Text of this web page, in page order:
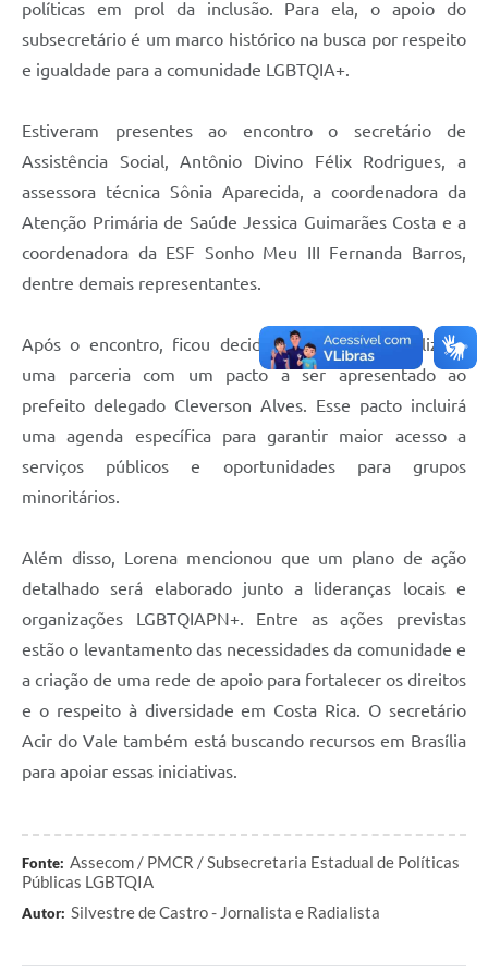
políticas em prol da inclusão. Para ela, o apoio do
subsecretário é um marco histórico na busca por respeito
e igualdade para a comunidade LGBTQIA+.
Estiveram presentes ao encontro o secretário de
Assistência Social, Antônio Divino Félix Rodrigues, a
assessora técnica Sônia Aparecida, a coordenadora da
Atenção Primária de Saúde Jessica Guimarães Costa e a
coordenadora da ESF Sonho Meu III Fernanda Barros,
dentre demais representantes.
Após o encontro, ficou decidido que será formalizada
uma parceria com um pacto a ser apresentado ao
prefeito delegado Cleverson Alves. Esse pacto incluirá
uma agenda específica para garantir maior acesso a
serviços públicos e oportunidades para grupos
minoritários.
Além disso, Lorena mencionou que um plano de ação
detalhado será elaborado junto a lideranças locais e
organizações LGBTQIAPN+. Entre as ações previstas
estão o levantamento das necessidades da comunidade e
a criação de uma rede de apoio para fortalecer os direitos
e o respeito à diversidade em Costa Rica. O secretário
Acir do Vale também está buscando recursos em Brasília
para apoiar essas iniciativas.
Fonte: Assecom / PMCR / Subsecretaria Estadual de Políticas
Públicas LGBTQIA
Autor: Silvestre de Castro - Jornalista e Radialista